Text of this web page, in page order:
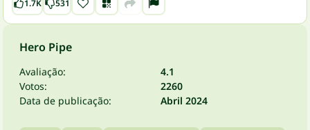
1.7K 531
Hero Pipe
Avaliação:
4.1
Votos:
2260
Data de publicação:
Abril 2024